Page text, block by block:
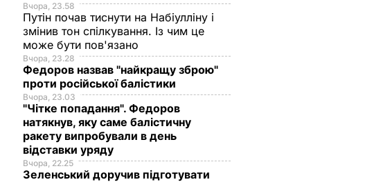
Вчора, 23.58
Путін почав тиснути на Набіулліну і
змінив тон спілкування. Із чим це
може бути пов'язано
Вчора, 23.28
Федоров назвав "найкращу зброю"
проти російської балістики
Вчора, 23.03
"Чітке попадання". Федоров
натякнув, яку саме балістичну
ракету випробували в день
відставки уряду
Вчора, 22.25
Зеленський доручив підготувати